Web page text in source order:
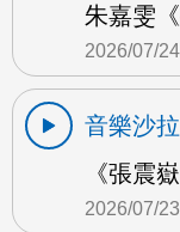
朱嘉雯
2026/07/24
音樂沙
《張震
2026/07/23